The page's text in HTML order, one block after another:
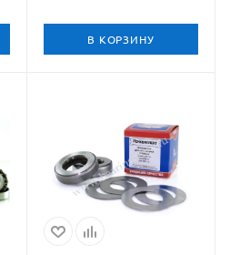
В КОРЗИНУ